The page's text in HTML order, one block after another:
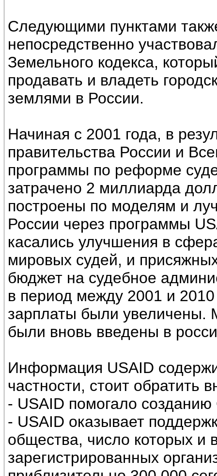
Следующими пунктами
непосредственно
Земельного кодекса,
продавать и владеть
землями в России.
Начиная с 2001 года, в
правительства России и
программы по реформе
затрачено 2 миллиарда
построены по моделям и
России через программы
касались улучшения в
мировых судей, и
бюджет на судебное
в период между 2001 и
зарплаты были увеличены.
были вновь введены в
Информация USAID
частности, стоит обратить
- USAID помогало созданию
- USAID оказывает
общества, число которых и
зарегистрированных